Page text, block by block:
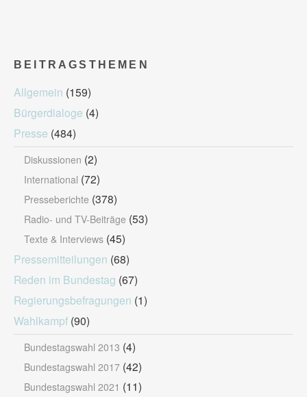
BEITRAGSTHEMEN
Allgemein (159)
Bürgerdialoge (4)
Presse (484)
Diskussionen (2)
International (72)
Presseberichte (378)
Radio- und TV-Beiträge (53)
Texte & Interviews (45)
Pressemitteilungen (68)
Reden im Bundestag (67)
Regierungsbefragungen (1)
Wahlkampf (90)
Bundestagswahl 2013 (4)
Bundestagswahl 2017 (42)
Bundestagswahl 2021 (11)